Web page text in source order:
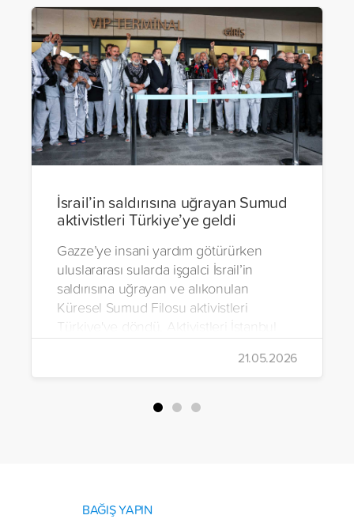
İsrail’in saldırısına uğrayan Sumud
aktivistleri Türkiye’ye geldi
Gazze’ye insani yardım götürürken
uluslararası sularda işgalci İsrail’in
saldırısına uğrayan ve alıkonulan
Küresel Sumud Filosu aktivistleri
Türkiye'ye döndü. Aktivistleri İstanbul
Havalimanı’nda binlerce kişi karşıladı.
21.05.2026
BAĞIŞ YAPIN